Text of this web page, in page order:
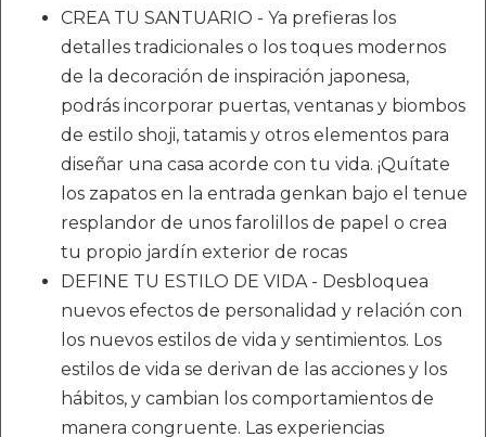
CREA TU SANTUARIO - Ya prefieras los
detalles tradicionales o los toques modernos
de la decoración de inspiración japonesa,
podrás incorporar puertas, ventanas y biombos
de estilo shoji, tatamis y otros elementos para
diseñar una casa acorde con tu vida. ¡Quítate
los zapatos en la entrada genkan bajo el tenue
resplandor de unos farolillos de papel o crea
tu propio jardín exterior de rocas
DEFINE TU ESTILO DE VIDA - Desbloquea
nuevos efectos de personalidad y relación con
los nuevos estilos de vida y sentimientos. Los
estilos de vida se derivan de las acciones y los
hábitos, y cambian los comportamientos de
manera congruente. Las experiencias